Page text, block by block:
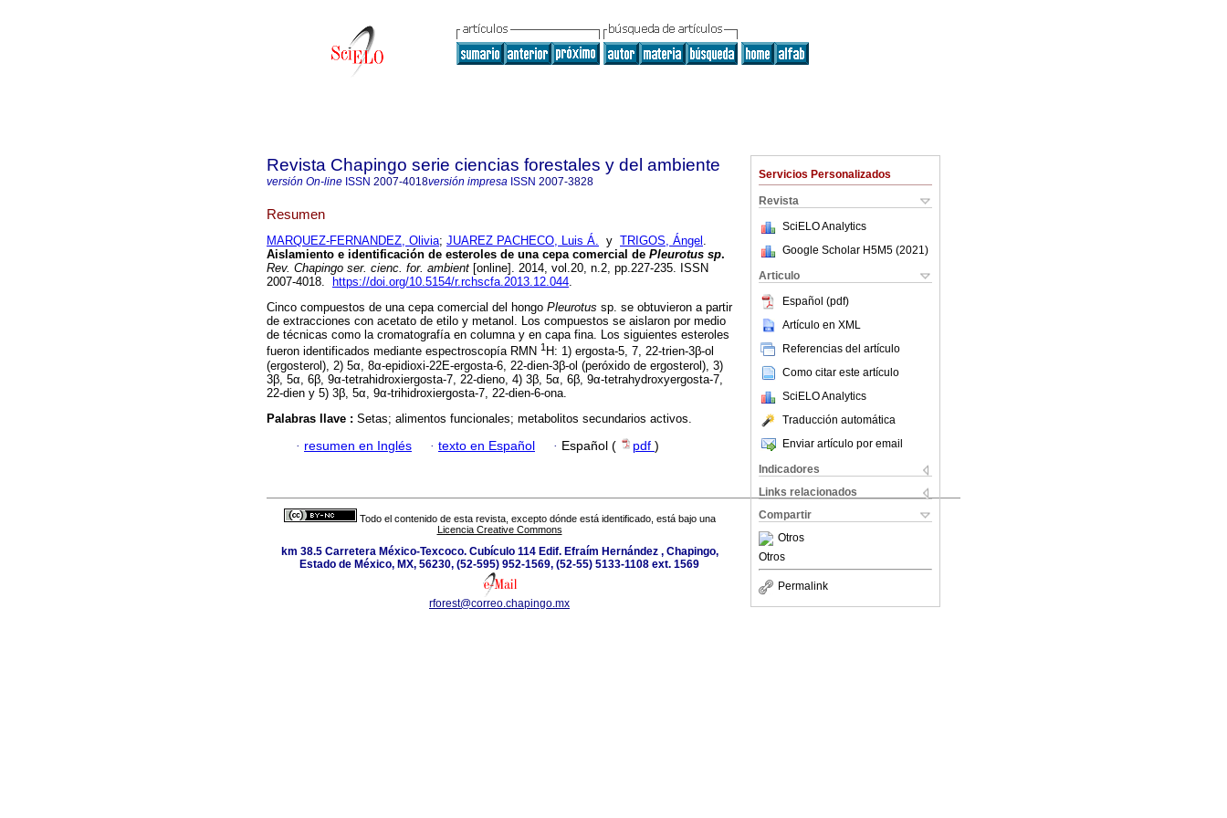
Servicios Personalizados
Revista
SciELO Analytics
Google Scholar H5M5 (2021 )
Articulo
Español (pdf)
Artículo en XML
Referencias del artículo
Como citar este artículo
SciELO Analytics
Traducción automática
Enviar artículo por email
Indicadores
Links relacionados
Compartir
Otros
Otros
Permalink
Revista Chapingo serie ciencias forestales y del ambiente
versión On-line ISSN 2007-4018versión impresa ISSN 2007-3828
Resumen
MARQUEZ-FERNANDEZ, Olivia; JUAREZ PACHECO, Luis Á. y TRIGOS, Ángel .
Aislamiento e identificación de esteroles de una cepa comercial de Pleurotus sp.
Rev. Chapingo ser. cienc. for. ambient [online]. 2014, vol.20, n.2, pp.227-235. ISSN
2007-4018.
https://doi.org/10.5154/r.rchscfa.2013.12.044.
Cinco compuestos de una cepa comercial del hongo Pleurotus sp. se obtuvieron a partir
de extracciones con acetato de etilo y metanol. Los compuestos se aislaron por medio
de técnicas como la cromatografía en columna y en capa fina. Los siguientes esteroles
fueron identificados mediante espectroscopía RMN 1 H: 1) ergosta-5, 7, 22-trien-3β-ol
(ergosterol), 2) 5α, 8α-epidioxi-22E-ergosta-6, 22-dien-3β-ol (peróxido de ergosterol), 3)
3β, 5α, 6β, 9α-tetrahidroxiergosta-7, 22-dieno, 4) 3β, 5α, 6β, 9α-tetrahydroxyergosta-7,
22-dien y 5) 3β, 5α, 9α-trihidroxiergosta-7, 22-dien-6-ona.
Palabras llave : Setas; alimentos funcionales; metabolitos secundarios activos.
· resumen en Inglés · texto en Español · Español ( pdf )
Todo el contenido de esta revista, excepto dónde está identificado, está bajo una
Licencia Creative Commons
km 38.5 Carretera México-Texcoco. Cubículo 114 Edif. Efraím Hernández , Chapingo,
Estado de México, MX, 56230, (52-595) 952-1569, (52-55) 5133-1108 ext. 1569
rforest@correo.chapingo.mx